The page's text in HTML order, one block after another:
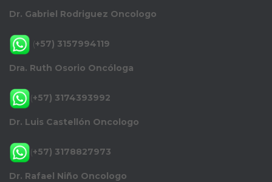
Dr. Gabriel Rodriguez Oncologo
(+57) 3157994119
Dra. Ruth Osorio Oncóloga
(+57) 3174393992
Dr. Luis Castellón Oncologo
(+57) 3178827973
Dr. Rafael Niño Oncologo